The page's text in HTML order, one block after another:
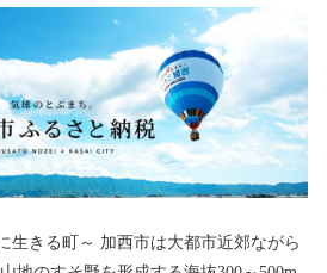
は大都市近郊ながら